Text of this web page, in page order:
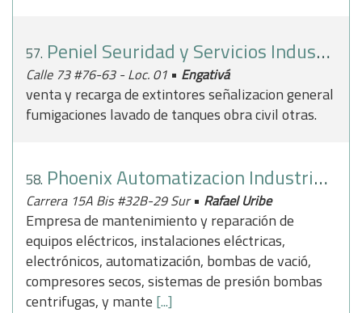
57. Peniel Seuridad y Servicios Industriales SAS
Calle 73 #76-63 - Loc. 01 • Engativá
venta y recarga de extintores señalizacion general
fumigaciones lavado de tanques obra civil otras.
58. Phoenix Automatizacion Industrial SAS
Carrera 15A Bis #32B-29 Sur• Rafael Uribe
Empresa de mantenimiento y reparación de
equipos eléctricos, instalaciones eléctricas,
electrónicos, automatización, bombas de vació,
compresores secos, sistemas de presión bombas
centrifugas, y mante [...]